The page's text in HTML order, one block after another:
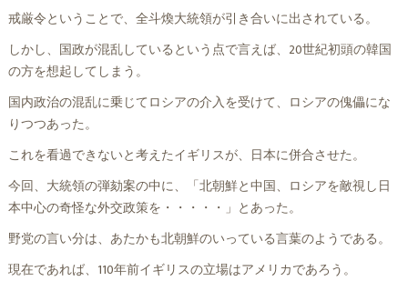
戒厳令ということで、全斗煥大統領が引き合いに出されている。
しかし、国政が混乱しているという点で言えば、20世紀初頭の韓国
の方を想起してしまう。
国内政治の混乱に乗じてロシアの介入を受けて、ロシアの傀儡にな
りつつあった。
これを看過できないと考えたイギリスが、日本に併合させた。
今回、大統領の弾劾案の中に、「北朝鮮と中国、ロシアを敵視し日
本中心の奇怪な外交政策を・・・・・」とあった。
野党の言い分は、あたかも北朝鮮のいっている言葉のようである。
現在であれば、110年前イギリスの立場はアメリカであろう。